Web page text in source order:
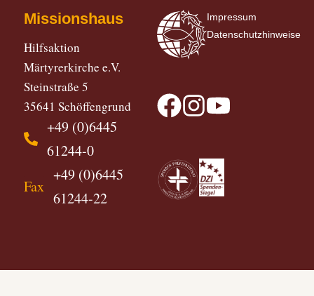
Missionshaus
Hilfsaktion
Märtyrerkirche e.V.
Steinstraße 5
35641 Schöffengrund
+49 (0)6445
61244-0
Fax
+49 (0)6445
61244-22
Impressum
Datenschutzhinweise